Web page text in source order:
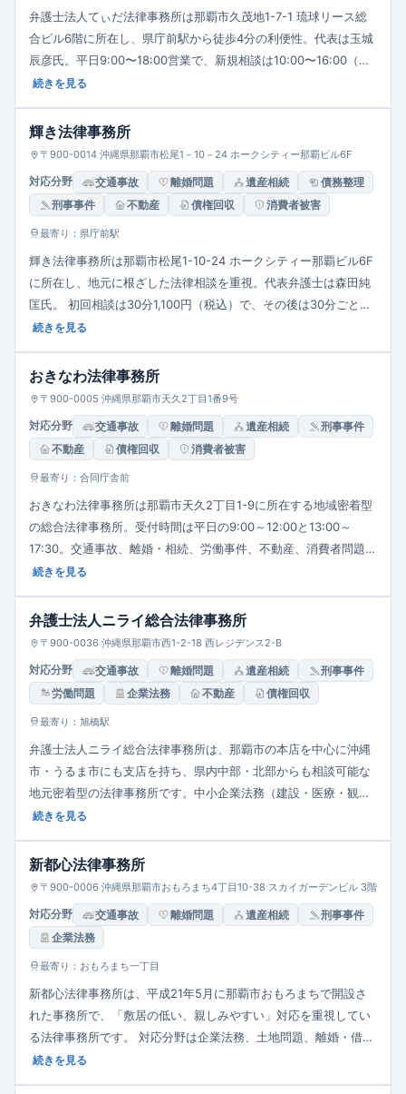
弁護士法人てぃだ法律事務所は那覇市久茂地1-7-1 琉球リース総
合ビル6階に所在し、県庁前駅から徒歩4分の利便性。代表は玉城
辰彦氏。平日9:00〜18:00営業で、新規相談は10:00〜16:00（電
話予約制）。離婚・相続などの家族法務を含む民事事件を取り扱
続きを見る
輝き法律事務所
〒900-0014 沖縄県那覇市松尾1－10－24 ホークシティー那覇ビル6F
対応分野 交通事故 離婚問題 遺産相続
債務整理
刑事事件
不動産 債権回収 消費者被害
最寄り：県庁前駅
輝き法律事務所は那覇市松尾1-10-24 ホークシティー那覇ビル6F
に所在し、地元に根ざした法律相談を重視。代表弁護士は森田純
匡氏。 初回相談は30分1,100円（税込）で、その後は30分ごとに
4,400円（税込）。個人（借金・交通事故・離婚・相続など）お
「じっくり・わかりやすく」の対応を心がけている。
続きを見る
おきなわ法律事務所
〒900-0005 沖縄県那覇市天久2丁目1番9号
対応分野 交通事故 離婚問題 遺産相続
刑事事件
不動産
債権回収 消費者被害
最寄り：合同庁舎前
おきなわ法律事務所は那覇市天久2丁目1-9に所在する地域密着型
の総合法律事務所。受付時間は平日の9:00～12:00と13:00～
17:30。交通事故、離婚・相続、労働事件、不動産、消費者問題、
医療問題、刑事事件など幅広い法分野を取り扱っている。地域住
徴。
続きを見る
弁護士法人ニライ総合法律事務所
〒900-0036 沖縄県那覇市西1-2-18 西レジデンス2-B
対応分野 交通事故 離婚問題 遺産相続
刑事事件
労働問題
企業法務 不動産 債権回収
最寄り：旭橋駅
弁護士法人ニライ総合法律事務所は、那覇市の本店を中心に沖縄
市・うるま市にも支店を持ち、県内中部・北部からも相談可能な
地元密着型の法律事務所です。中小企業法務（建設・医療・観光
など）、離婚・相続分野に豊富な実績を持ち、相続トラブルや不
在籍しており、ワンストップサービスを提供。相談環境の整備と
クリアな費用体系（初回相談無料・顧問料金プラン等）にも配慮
しています。
続きを見る
新都心法律事務所
〒900-0006 沖縄県那覇市おもろまち4丁目10-38 スカイガーデンビル 3階
対応分野 交通事故 離婚問題 遺産相続
刑事事件
企業法務
最寄り：おもろまち一丁目
新都心法律事務所は、平成21年5月に那覇市おもろまちで開設さ
れた事務所で、「敷居の低い、親しみやすい」対応を重視してい
る法律事務所です。 対応分野は企業法務、土地問題、離婚・借
金・相続・交通事故・医療過誤・行政事件・刑事・少年事件など
続きを見る